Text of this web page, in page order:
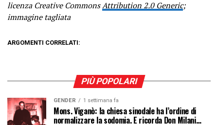
licenza Creative CommonsAttribution 2.0 Generic;
immagine tagliata
ARGOMENTI CORRELATI:
PIÙ POPOLARI
GENDER 1 settimana fa
Mons. Viganò: la chiesa sinodale ha l’ordine di
normalizzare la sodomia. E ricorda Don Milani…